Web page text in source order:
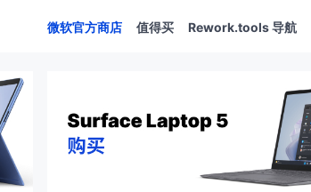
微软官方商店 值得买 Rework.tools 导航